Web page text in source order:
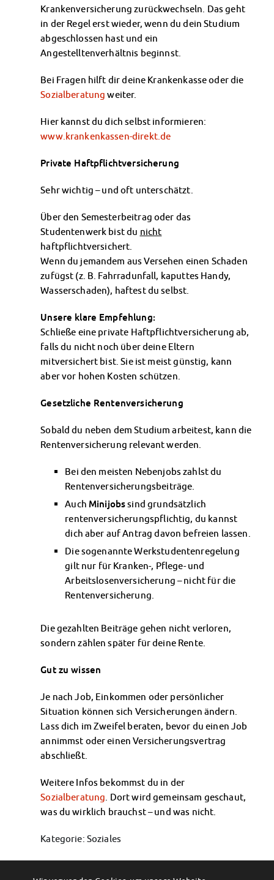
Dokumente
Stellenangebote
AnsprechpartnerInnen
Impressum
Erklärung zur Barrierefreiheit
Krankenversicherung zurückwechseln. Das geht
in der Regel erst wieder, wenn du dein Studium
abgeschlossen hast und ein
Angestelltenverhältnis beginnst.
Bei Fragen hilft dir deine Krankenkasse oder die
Sozialberatungweiter.
Hier kannst du dich selbst informieren:
www.krankenkassen-direkt.de
Private Haftpflichtversicherung
Sehr wichtig – und oft unterschätzt.
Über den Semesterbeitrag oder das
Studentenwerk bist du nicht
haftpflichtversichert.
Wenn du jemandem aus Versehen einen Schaden
zufügst (z. B. Fahrradunfall, kaputtes Handy,
Wasserschaden), haftest du selbst.
Unsere klare Empfehlung:
Schließe eine private Haftpflichtversicherung ab,
falls du nicht noch über deine Eltern
mitversichert bist. Sie ist meist günstig, kann
aber vor hohen Kosten schützen.
Gesetzliche Rentenversicherung
Sobald du neben dem Studium arbeitest, kann die
Rentenversicherung relevant werden.
Bei den meisten Nebenjobs zahlst du
Rentenversicherungsbeiträge.
Auch Minijobssind grundsätzlich
rentenversicherungspflichtig, du kannst
dich aber auf Antrag davon befreien lassen.
Die sogenannte Werkstudentenregelung
gilt nur für Kranken-, Pflege- und
Arbeitslosenversicherung – nicht für die
Rentenversicherung.
Die gezahlten Beiträge gehen nicht verloren,
sondern zählen später für deine Rente.
Gut zu wissen
Je nach Job, Einkommen oder persönlicher
Situation können sich Versicherungen ändern.
Lass dich im Zweifel beraten, bevor du einen Job
annimmst oder einen Versicherungsvertrag
abschließt.
Weitere Infos bekommst du in der
Sozialberatung . Dort wird gemeinsam geschaut,
was du wirklich brauchst – und was nicht.
Kategorie: Soziales